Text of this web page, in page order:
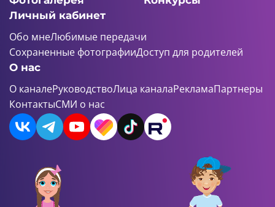
Личный кабинет
Обо мнеЛюбимые передачи
Сохраненные фотографииДоступ для родителей
О нас
О каналеРуководствоЛица каналаРекламаПартнеры
КонтактыСМИ о нас